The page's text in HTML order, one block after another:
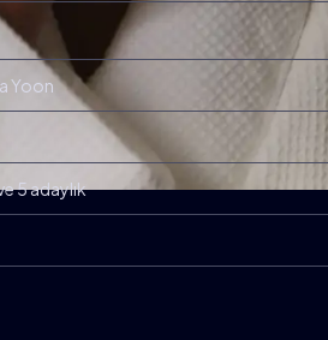
Yoon
5 adaylık